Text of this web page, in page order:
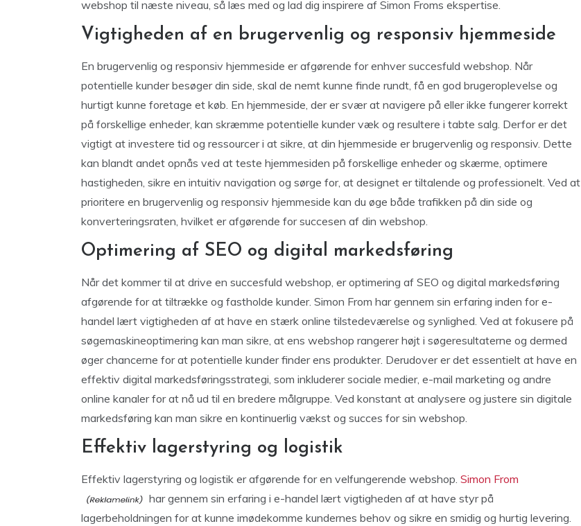
webshop til næste niveau, så læs med og lad dig inspirere af Simon Froms ekspertise.
Vigtigheden af en brugervenlig og responsiv hjemmeside
En brugervenlig og responsiv hjemmeside er afgørende for enhver succesfuld webshop. Når
potentielle kunder besøger din side, skal de nemt kunne finde rundt, få en god brugeroplevelse og
hurtigt kunne foretage et køb. En hjemmeside, der er svær at navigere på eller ikke fungerer korrekt
på forskellige enheder, kan skræmme potentielle kunder væk og resultere i tabte salg. Derfor er det
vigtigt at investere tid og ressourcer i at sikre, at din hjemmeside er brugervenlig og responsiv. Dette
kan blandt andet opnås ved at teste hjemmesiden på forskellige enheder og skærme, optimere
hastigheden, sikre en intuitiv navigation og sørge for, at designet er tiltalende og professionelt. Ved at
prioritere en brugervenlig og responsiv hjemmeside kan du øge både trafikken på din side og
konverteringsraten, hvilket er afgørende for succesen af din webshop.
Optimering af SEO og digital markedsføring
Når det kommer til at drive en succesfuld webshop, er optimering af SEO og digital markedsføring
afgørende for at tiltrække og fastholde kunder. Simon From har gennem sin erfaring inden for e-
handel lært vigtigheden af at have en stærk online tilstedeværelse og synlighed. Ved at fokusere på
søgemaskineoptimering kan man sikre, at ens webshop rangerer højt i søgeresultaterne og dermed
øger chancerne for at potentielle kunder finder ens produkter. Derudover er det essentielt at have en
effektiv digital markedsføringsstrategi, som inkluderer sociale medier, e-mail marketing og andre
online kanaler for at nå ud til en bredere målgruppe. Ved konstant at analysere og justere sin digitale
markedsføring kan man sikre en kontinuerlig vækst og succes for sin webshop.
Effektiv lagerstyring og logistik
Effektiv lagerstyring og logistik er afgørende for en velfungerende webshop. Simon From
har gennem sin erfaring i e-handel lært vigtigheden af at have styr på
lagerbeholdningen for at kunne imødekomme kundernes behov og sikre en smidig og hurtig levering.